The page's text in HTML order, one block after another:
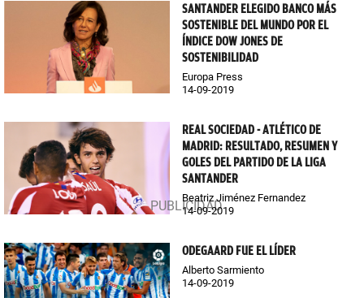
SANTANDER ELEGIDO BANCO MÁS
SOSTENIBLE DEL MUNDO POR EL
ÍNDICE DOW JONES DE
SOSTENIBILIDAD
Europa Press
14-09-2019
REAL SOCIEDAD - ATLÉTICO DE
MADRID: RESULTADO, RESUMEN Y
GOLES DEL PARTIDO DE LA LIGA
SANTANDER
Beatriz Jiménez Fernandez
14-09-2019
ODEGAARD FUE EL LÍDER
Alberto Sarmiento
14-09-2019